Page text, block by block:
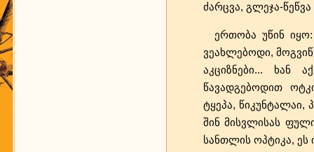
ძარცვა, გლეჯა-
ერთობა უწინ იყო:
ვეახლებოდი,
აკციზნები...
წავადგებოდით
ტყეპა, წიკუნტალაი,
შინ მისვლისას
სანთლის ოპტიკა,